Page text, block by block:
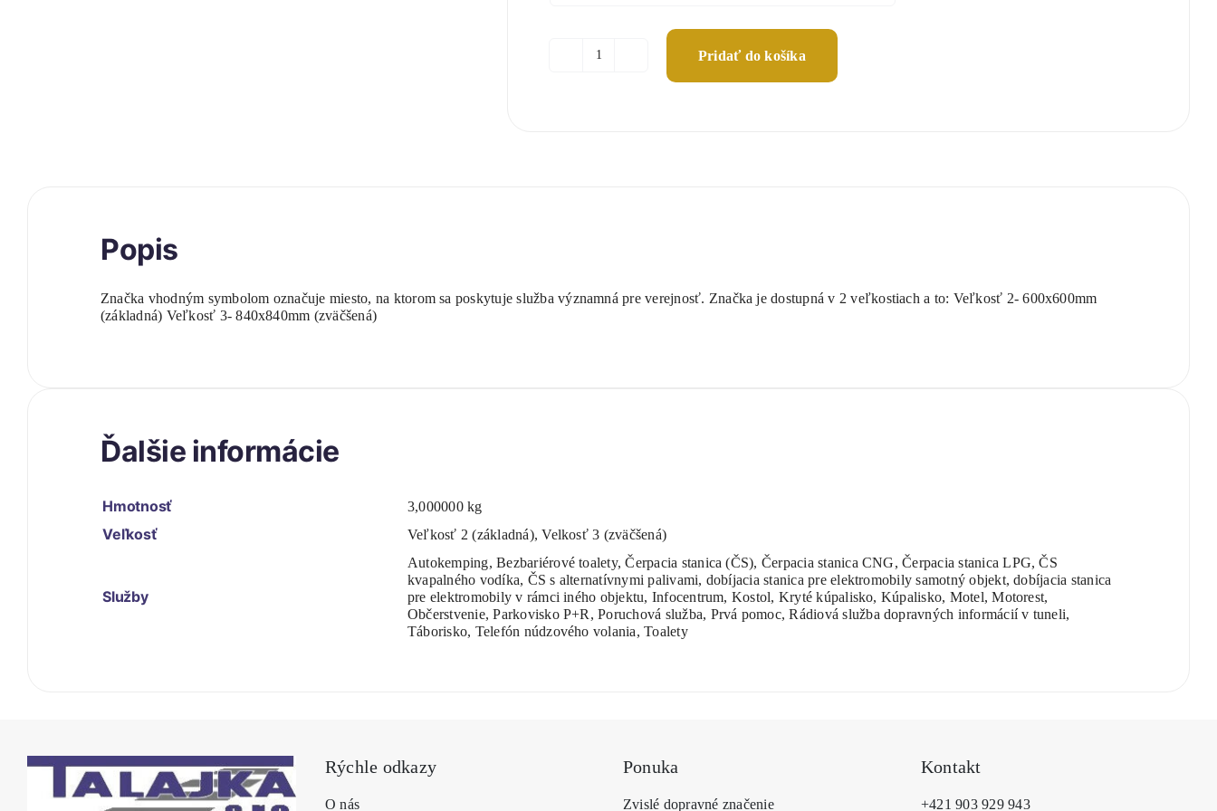
množstvo
Pridať do košíka
Popis
Značka vhodným symbolom označuje miesto, na ktorom sa poskytuje služba významná pre verejnosť. Značka je dostupná v 2 veľkostiach a to: Veľkosť 2- 600x600mm
(základná) Veľkosť 3- 840x840mm (zväčšená)
Ďalšie informácie
Hmotnosť 3,000000 kg
Veľkosť Veľkosť 2 (základná), Velkosť 3 (zväčšená)
Služby
Autokemping, Bezbariérové toalety, Čerpacia stanica (ČS), Čerpacia stanica CNG, Čerpacia stanica LPG, ČS
kvapalného vodíka, ČS s alternatívnymi palivami, dobíjacia stanica pre elektromobily samotný objekt, dobíjacia stanica
pre elektromobily v rámci iného objektu, Infocentrum, Kostol, Kryté kúpalisko, Kúpalisko, Motel, Motorest,
Občerstvenie, Parkovisko P+R, Poruchová služba, Prvá pomoc, Rádiová služba dopravných informácií v tuneli,
Táborisko, Telefón núdzového volania, Toalety
Rýchle odkazy
O nás
Ponuka
Zvislé dopravné značenie
Kontakt
+421 903 929 943